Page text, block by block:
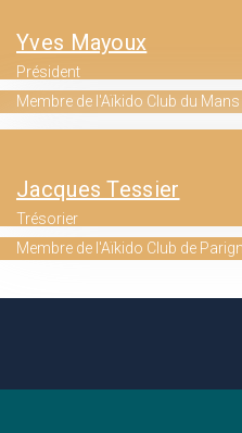
Yves Mayoux
Président
Membre de l'Aïkido Club du Mans
Jacques Tessier
Trésorier
Membre de l'Aïkido Club de